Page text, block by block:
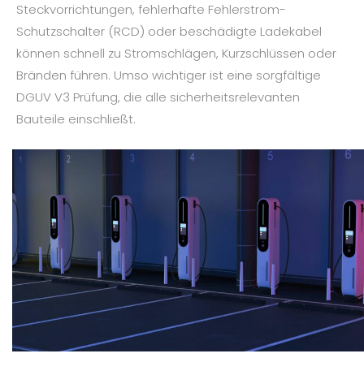
Steckvorrichtungen, fehlerhafte Fehlerstrom-
Schutzschalter (RCD) oder beschädigte Ladekabel
können schnell zu Stromschlägen, Kurzschlüssen oder
Bränden führen. Umso wichtiger ist eine sorgfältige
DGUV V3 Prüfung, die alle sicherheitsrelevanten
Bauteile einschließt.